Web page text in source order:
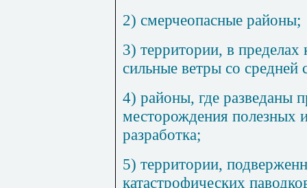
2) смерчеопасные районы;
3) территории, в
сильные ветры со средней
4) районы, где разведаны
месторождения полезных
разработка;
5) территории,
катастрофических